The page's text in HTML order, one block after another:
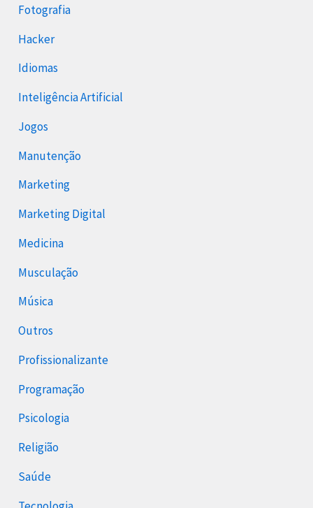
Fotografia
Hacker
Idiomas
Inteligência Artificial
Jogos
Manutenção
Marketing
Marketing Digital
Medicina
Musculação
Música
Outros
Profissionalizante
Programação
Psicologia
Religião
Saúde